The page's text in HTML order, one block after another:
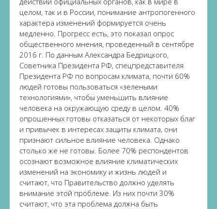
целом, так и в России, понимание антропогенного
характера изменений формируется очень
медленно. Прогресс есть, это показал опрос
общественного мнения, проведенный в сентябре
2016 г. По данным Александра Бедрицкого,
Советника Президента РФ, спецпредставителя
Президента РФ по вопросам климата, почти 60%
людей готовы пользоваться «зелеными
технологиями», чтобы уменьшить влияние
человека на окружающую среду в целом. 40%
опрошенных готовы отказаться от некоторых благ
и привычек в интересах защиты климата, они
признают сильное влияние человека. Однако
столько же не готовы. Более 70% респондентов
осознают возможное влияние климатических
изменений на экономику и жизнь людей и
считают, что Правительство должно уделять
внимание этой проблеме. Из них почти 30%
считают, что эта проблема должна быть